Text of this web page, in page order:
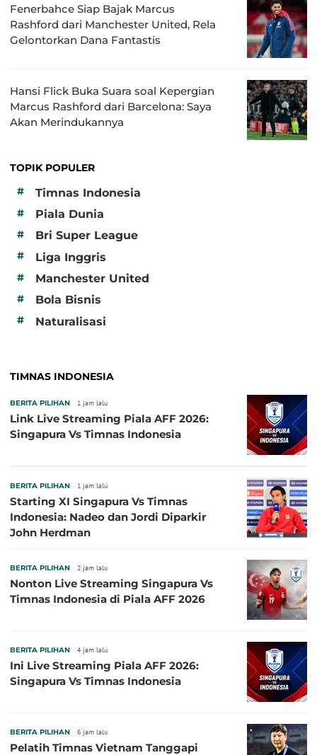
Fenerbahce Siap Bajak Marcus
Rashford dari Manchester United, Rela
Gelontorkan Dana Fantastis
Hansi Flick Buka Suara soal Kepergian
Marcus Rashford dari Barcelona: Saya
Akan Merindukannya
TOPIK POPULER
#
Timnas Indonesia
# Piala Dunia
# Bri Super League
# Liga Inggris
# Manchester United
# Bola Bisnis
# Naturalisasi
TIMNAS INDONESIA
BERITA PILIHAN 1 jam lalu
Link Live Streaming Piala AFF 2026:
Singapura Vs Timnas Indonesia
BERITA PILIHAN 1 jam lalu
Starting XI Singapura Vs Timnas
Indonesia: Nadeo dan Jordi Diparkir
John Herdman
BERITA PILIHAN 2 jam lalu
Nonton Live Streaming Singapura Vs
Timnas Indonesia di Piala AFF 2026
BERITA PILIHAN 4 jam lalu
Ini Live Streaming Piala AFF 2026:
Singapura Vs Timnas Indonesia
BERITA PILIHAN 6 jam lalu
Pelatih Timnas Vietnam Tanggapi